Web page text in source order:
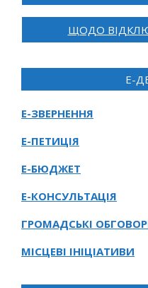
ЩОДО
Е-
Е-ЗВЕРНЕННЯ
Е-ПЕТИЦІЯ
Е-БЮДЖЕТ
Е-КОНСУЛЬТАЦІЯ
ГРОМАДСЬКІ
МІСЦЕВІ ІНІЦІАТИВИ